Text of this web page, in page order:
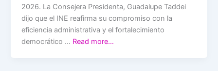
2026. La Consejera Presidenta, Guadalupe Taddei
dijo que el INE reafirma su compromiso con la
eficiencia administrativa y el fortalecimiento
democrático … Read more…